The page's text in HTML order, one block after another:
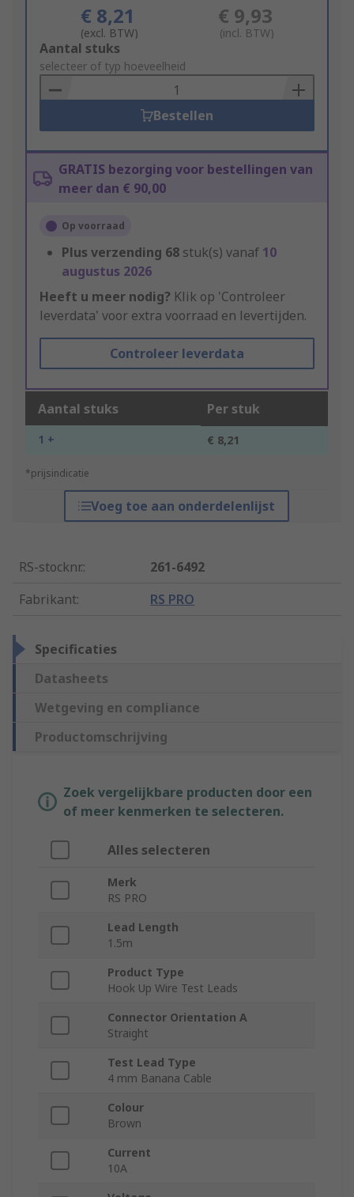
€ 8,21
(excl. BTW)
€ 9,93
(incl. BTW)
Add
to
Basket
Aantal stuks
selecteer of typ hoeveelheid
Bestellen
GRATIS bezorging voor bestellingen van
meer dan € 90,00
Op voorraad
Plus verzending 68 stuk(s) vanaf 10
augustus 2026
Heeft u meer nodig? Klik op 'Controleer
leverdata' voor extra voorraad en levertijden.
Controleer leverdata
Aantal stuks Per stuk
1 + € 8,21
*prijsindicatie
Voeg toe aan onderdelenlijst
RS-stocknr.:
261-6492
Fabrikant: RS PRO
Specificaties
Datasheets
Wetgeving en compliance
Productomschrijving
Zoek vergelijkbare producten door een
of meer kenmerken te selecteren.
Alles selecteren
Merk
RS PRO
Lead Length
1.5m
Product Type
Hook Up Wire Test Leads
Connector Orientation A
Straight
Test Lead Type
4 mm Banana Cable
Colour
Brown
Current
10A